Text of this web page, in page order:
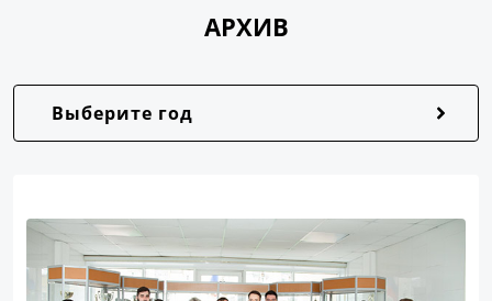
АРХИВ
Выберите год